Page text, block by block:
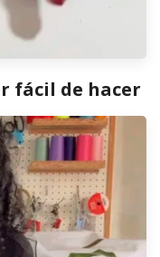
fácil de hacer